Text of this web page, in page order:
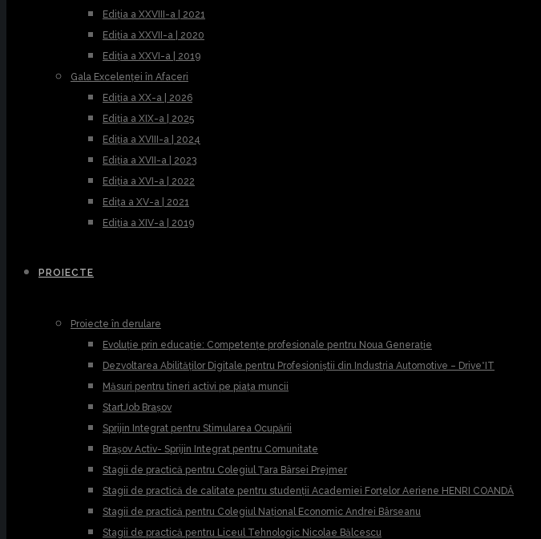
Ediția a XXVIII-a | 2021
Ediția a XXVII-a | 2020
Ediția a XXVI-a | 2019
Gala Excelenței în Afaceri
Ediția a XX-a | 2026
Ediția a XIX-a | 2025
Ediția a XVIII-a | 2024
Ediția a XVII-a | 2023
Ediția a XVI-a | 2022
Edița a XV-a | 2021
Ediția a XIV-a | 2019
PROIECTE
Proiecte în derulare
Evoluție prin educație: Competențe profesionale pentru Noua Generație
Dezvoltarea Abilităților Digitale pentru Profesioniștii din Industria Automotive – Drive*IT
Măsuri pentru tineri activi pe piața muncii
StartJob Brașov
Sprijin Integrat pentru Stimularea Ocupării
Brașov Activ- Sprijin Integrat pentru Comunitate
Stagii de practică pentru Colegiul Țara Bârsei Prejmer
Stagii de practică de calitate pentru studenții Academiei Forțelor Aeriene HENRI COANDĂ
Stagii de practică pentru Colegiul Național Economic Andrei Bârseanu
Stagii de practică pentru Liceul Tehnologic Nicolae Bălcescu